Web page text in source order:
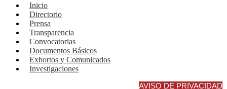
Inicio
Directorio
Prensa
Transparencia
Convocatorias
Documentos Básicos
Exhortos y Comunicados
Investigaciones
AVISO DE PRIVACIDAD